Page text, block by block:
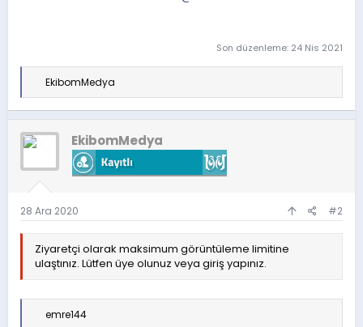
Son düzenleme: 24 Nis 2021
T
i
r
EkibomMedya
EkibomMedya
28 Ara 2020 #2
Ziyaretçi olarak maksimum görüntüleme limitine
ulaştınız. Lütfen üye olunuz veya giriş yapınız.
T
emre144